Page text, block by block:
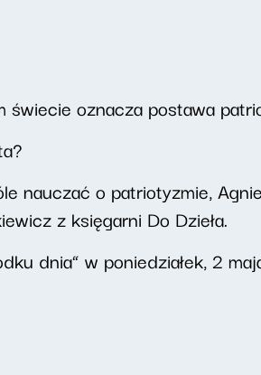
świecie oznacza postawa
nauczać o patriotyzmie,
z księgarni Do Dzieła.
dnia” w poniedziałek, 2